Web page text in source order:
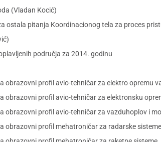
(Vladan Kocić)
ostala pitanja Koordinacionog tela za proces
područja za 2014. godinu
obrazovni profil avio-tehničar za elektro opremu
obrazovni profil avio-tehničar za elektronsku
obrazovni profil avio-tehničar za vazduhoplov i
obrazovni profil mehatroničar za radarske sisteme